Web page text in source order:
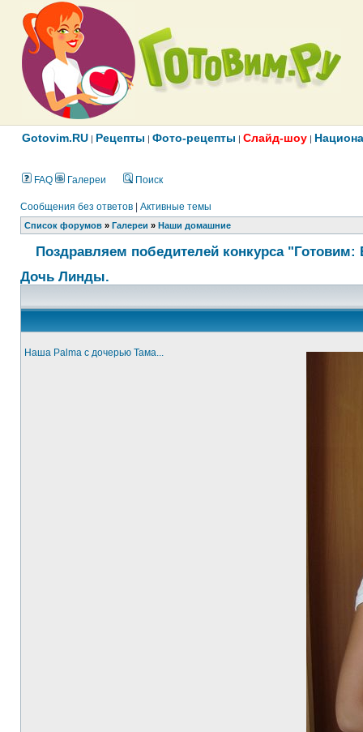
Gotovim.RU | Рецепты | Фото-рецепты | Слайд-шоу |
FAQ Галереи Поиск
Сообщения без ответов Активные темы
Список форумов » Галереи » Наши домашние
Поздравляем победителей конкурса
Дочь Линды.
Наша Palma с дочерью Тама...